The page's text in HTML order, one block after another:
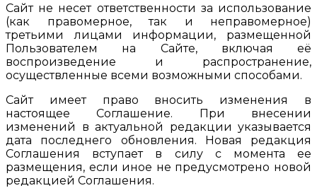
Сайт не несет ответственности за использование
(как правомерное, так и неправомерное)
третьими лицами информации, размещенной
Пользователем на Сайте, включая её
воспроизведение и распространение,
осуществленные всеми возможными способами.
Сайт имеет право вносить изменения в
настоящее Соглашение. При внесении
изменений в актуальной редакции указывается
дата последнего обновления. Новая редакция
Соглашения вступает в силу с момента ее
размещения, если иное не предусмотрено новой
редакцией Соглашения.